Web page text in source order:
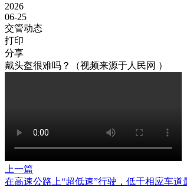
2026
06-25
交管动态
打印
分享
戴头盔很难吗？（视频来源于人民网 ）
上一篇
在高速公路上“超低速”行驶，低于相应车